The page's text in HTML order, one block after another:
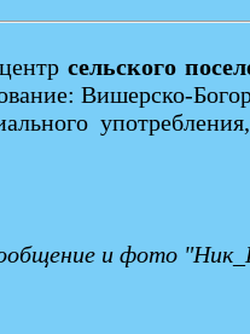
сельского
Вишерско-
и фото